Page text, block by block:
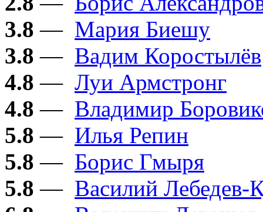
3.8 — Мария Биешу
3.8 — Вадим Коростылёв
4.8 — Луи Армстронг
4.8 — Владимир
5.8 — Илья Репин
5.8 — Борис Гмыря
5.8 — Василий Лебедев-